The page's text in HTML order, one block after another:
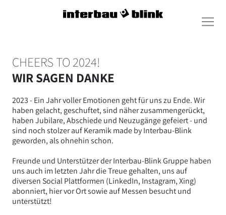
CHEERS TO 2024!
WIR SAGEN DANKE
2023 - Ein Jahr voller Emotionen geht für uns zu Ende. Wir
haben gelacht, geschuftet, sind näher zusammengerückt,
haben Jubilare, Abschiede und Neuzugänge gefeiert - und
sind noch stolzer auf Keramik made by Interbau-Blink
geworden, als ohnehin schon.
Freunde und Unterstützer der Interbau-Blink Gruppe haben
uns auch im letzten Jahr die Treue gehalten, uns auf
diversen Social Plattformen (LinkedIn, Instagram, Xing)
abonniert, hier vor Ort sowie auf Messen besucht und
unterstützt!